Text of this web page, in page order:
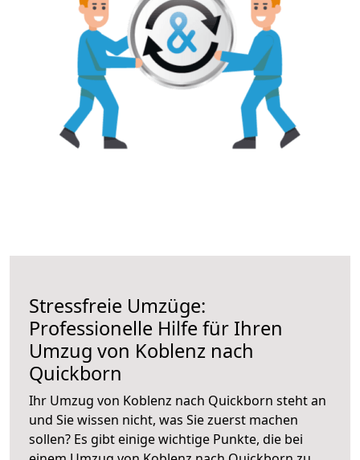
Stressfreie Umzüge:
Professionelle Hilfe für Ihren
Umzug von Koblenz nach
Quickborn
Ihr Umzug von Koblenz nach Quickborn steht an
und Sie wissen nicht, was Sie zuerst machen
sollen? Es gibt einige wichtige Punkte, die bei